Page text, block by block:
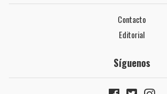
Contacto
Editorial
Síguenos